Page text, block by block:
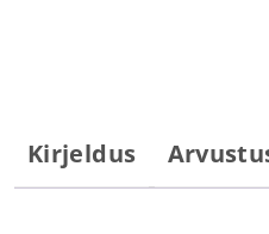
Kirjeldus